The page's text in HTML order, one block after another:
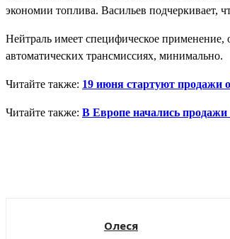
экономии топлива. Васильев подчеркивает,
Нейтраль имеет специфическое применение,
автоматических трансмиссиях, минимально.
Читайте также: 19 июня стартуют продажи
Читайте также: В Европе начались
Олеся